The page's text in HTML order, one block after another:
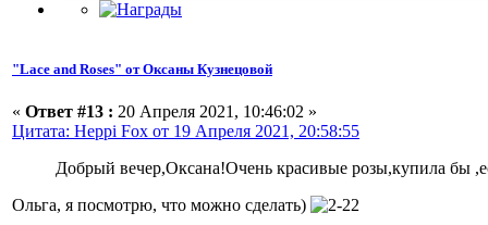
"Lace and Roses" от Оксаны Кузнецовой
« Ответ #13 : 20 Апреля 2021, 10:46:02 »
Цитата: Heppi Fox от 19 Апреля 2021, 20:58:55
Добрый вечер,Оксана!Очень красивые розы,купила бы
Ольга, я посмотрю, что можно сделать)